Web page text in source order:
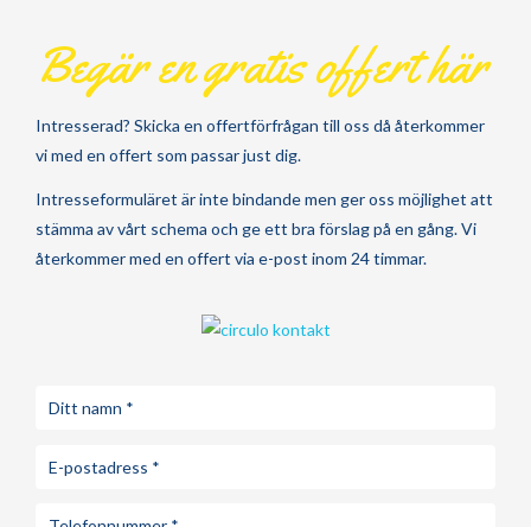
Begär en gratis offert här
Intresserad? Skicka en offertförfrågan till oss då återkommer
vi med en offert som passar just dig.
Intresseformuläret är inte bindande men ger oss möjlighet att
stämma av vårt schema och ge ett bra förslag på en gång. Vi
återkommer med en offert via e-post inom 24 timmar.